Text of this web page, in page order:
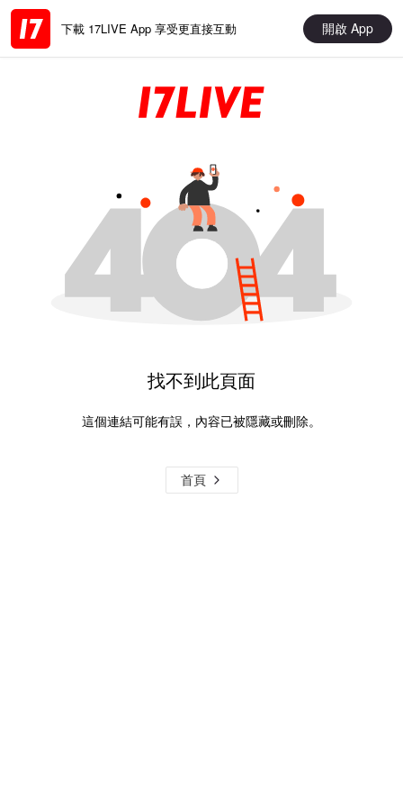
下載 17LIVE App 享受更直接互動 開啟 App
找不到此頁面
這個連結可能有誤，內容已被隱藏或刪除。
首頁